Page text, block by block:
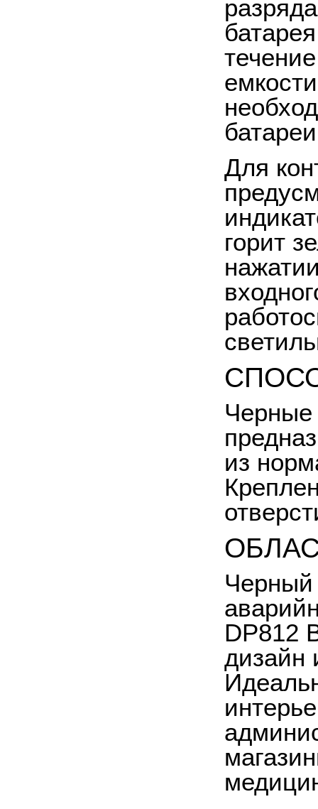
Для
горит
Черные
из
Черный
DP812
дизайн